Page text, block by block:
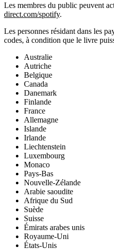
Les membres du public peuvent
direct.com/spotify.
Les personnes résidant dans les
codes, à condition que le livre
Australie
Autriche
Belgique
Canada
Danemark
Finlande
France
Allemagne
Islande
Irlande
Liechtenstein
Luxembourg
Monaco
Pays-Bas
Nouvelle-Zélande
Arabie saoudite
Afrique du Sud
Suède
Suisse
Émirats arabes unis
Royaume-Uni
États-Unis